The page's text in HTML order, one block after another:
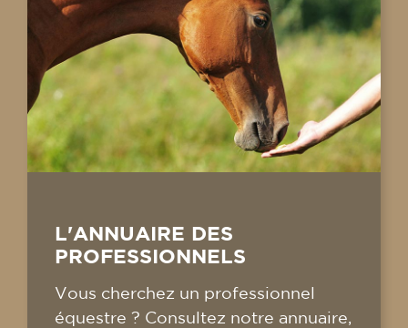
L'ANNUAIRE DES
PROFESSIONNELS
Vous cherchez un professionnel
équestre ? Consultez notre annuaire,